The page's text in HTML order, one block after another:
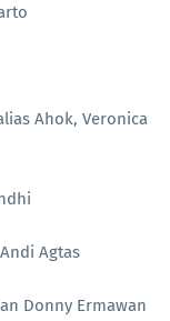
Ahok, Veronica
Agtas
Donny Ermawan